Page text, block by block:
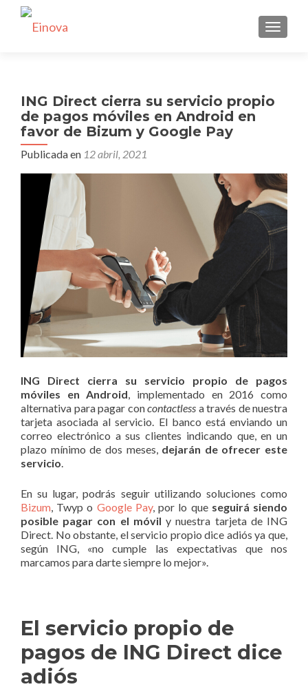
ING Direct cierra su servicio propio
de pagos móviles en Android en
favor de Bizum y Google Pay
Publicada en 12 abril, 2021
ING Direct cierra su servicio propio de pagos
móviles en Android , implementado en 2016 como
alternativa para pagar concontactless a través de nuestra
tarjeta asociada al servicio. El banco está enviando un
correo electrónico a sus clientes indicando que, en un
plazo mínimo de dos meses, dejarán de ofrecer este
servicio
En su lugar, podrás seguir utilizando soluciones como
Bizum , Twyp o Google Pay, por lo que seguirá siendo
posible pagar con el móvil y nuestra tarjeta de ING
Direct. No obstante, el servicio propio dice adiós ya que,
según ING, «no cumple las expectativas que nos
marcamos para darte siempre lo mejor».
El servicio propio de
pagos de ING Direct dice
adiós